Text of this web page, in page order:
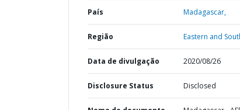
País Madagascar,
Região Eastern and
Data de divulgação 2020/08/26
Disclosure Status Disclosed